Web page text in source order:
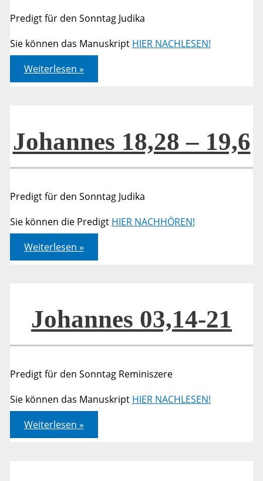
Predigt für den Sonntag Judika
Sie können das Manuskript HIER NACHLESEN!
Johannes
18,28
–
Weiterlesen »
Johannes 18,28 – 19,6
Predigt für den Sonntag Judika
Sie können die Predigt HIER NACHHÖREN!
Johannes
18,28
–
Weiterlesen »
Johannes 03,14-21
Predigt für den Sonntag Reminiszere
Sie können das Manuskript HIER NACHLESEN!
Johannes
03,14-
21
Weiterlesen »